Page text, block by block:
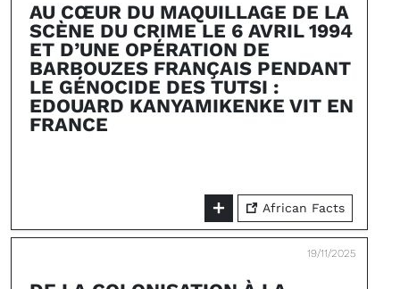
AU CŒUR DU MAQUILLAGE DE LA
SCÈNE DU CRIME LE 6 AVRIL 1994
ET D’UNE OPÉRATION DE
BARBOUZES FRANÇAIS PENDANT
LE GÉNOCIDE DES TUTSI :
EDOUARD KANYAMIKENKE VIT EN
FRANCE
African Facts
19/11/2025